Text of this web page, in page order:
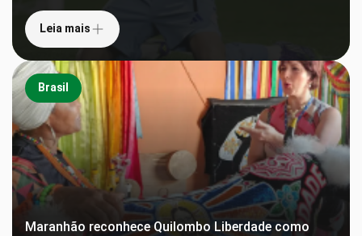
Leia mais
Brasil
Maranhão reconhece Quilombo Liberdade como